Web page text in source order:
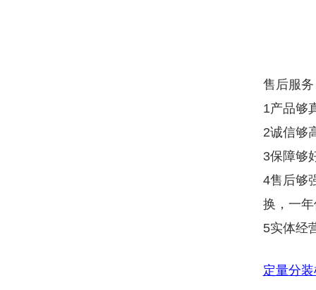
售后服
1产品够
2诚信够
3保障够
4售后够
换，一
5实体经
定量分